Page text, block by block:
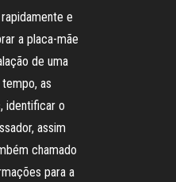
e
a placa-mãe
de uma
as
identificar o
assim
chamado
para a